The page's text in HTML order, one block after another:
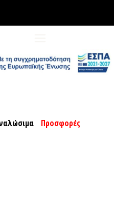
Προσφορές